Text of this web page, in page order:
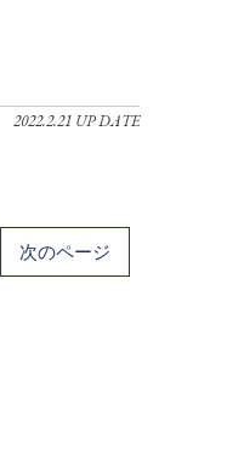
2022.2.21 UP DATE
次のページ